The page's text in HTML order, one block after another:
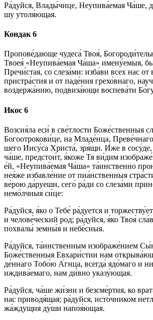
Ра́­дуй­ся, Вла­ды́­чи­це, Неупива́емая Ча́ше,
шу утоля́ющая.
Кондак 6
Пропове́дающе чу­де­са́ Твоя́,
Твоея́ «Неупива́емая Ча́ша» имену́емыя,
Пре­чи́с­тая, со сле­за́­ми: из­ба́­ви всех нас от
пристра́стия и от паде́ния грехо́внаго,
воздержа́нию, подвиза́ющи вос­пе­ва́­ти
Икос 6
Возсия́ла еси́ в све́тлости Бо­же́ст­вен­ныя
Богоотрокови́це, на Мла­де́н­ца,
ше­го Иису́­са Хри­ста́, зря́щи. И́же в
ча́ше, предстои́т, я́ко­же Тя ви́­дим
е́й, «Неупива́емая Ча́ша» та́ин­ствен­но
нея́же из­бав­ле́­ние от пиа́нственныя
ве́­рою да́руеши, се­го́ ра́­ди со сле­за́­ми
немо́лчныя си́­це:
Ра́­дуй­ся, я́ко о Те­бе́ ра́дуется и
и челове́ческий род; ра́­дуй­ся, я́ко Твоя́
похвалы́ зем­ны́я и не­бе́с­ныя.
Ра́­дуй­ся, та́инственным изображе́нием
Бо­же́ст­вен­ныя Евхари́стии нам
де́н­на­го То­бо́ю А́гнца, всег­да́ ядо́маго и
иждива́емаго, нам ди́в­но указу́ющая.
Ра́­дуй­ся, ча́ше жи́з­ни и без­сме́р­тия, ко
нас приводя́щая; ра́­дуй­ся, ис­то́ч­ни­ком
жа́ждущия ду́­ши напоя́ющая.